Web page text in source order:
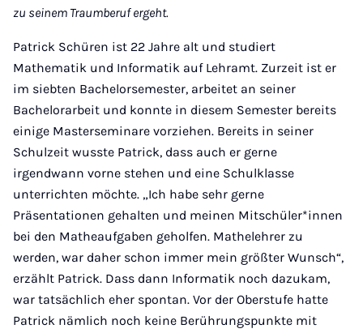
zu seinem Traumberuf ergeht.
Patrick Schüren ist 22 Jahre alt und studiert
Mathematik und Informatik auf Lehramt. Zurzeit ist er
im siebten Bachelorsemester, arbeitet an seiner
Bachelorarbeit und konnte in diesem Semester bereits
einige Masterseminare vorziehen. Bereits in seiner
Schulzeit wusste Patrick, dass auch er gerne
irgendwann vorne stehen und eine Schulklasse
unterrichten möchte. „Ich habe sehr gerne
Präsentationen gehalten und meinen Mitschüler*innen
bei den Matheaufgaben geholfen. Mathelehrer zu
werden, war daher schon immer mein größter Wunsch“,
erzählt Patrick. Dass dann Informatik noch dazukam,
war tatsächlich eher spontan. Vor der Oberstufe hatte
Patrick nämlich noch keine Berührungspunkte mit